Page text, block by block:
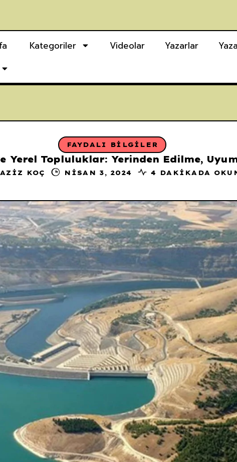
Kategoriler Videolar Yazarlar
FAYDALI BILGILER
Yerel Topluluklar: Yerinden Edilme,
KOÇ NISAN 3, 2024 4 DAKIKADA